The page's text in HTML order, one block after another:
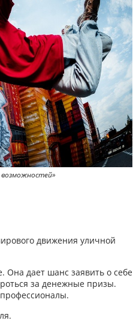
движения уличной
Она дает шанс заявить о себе
за денежные призы.